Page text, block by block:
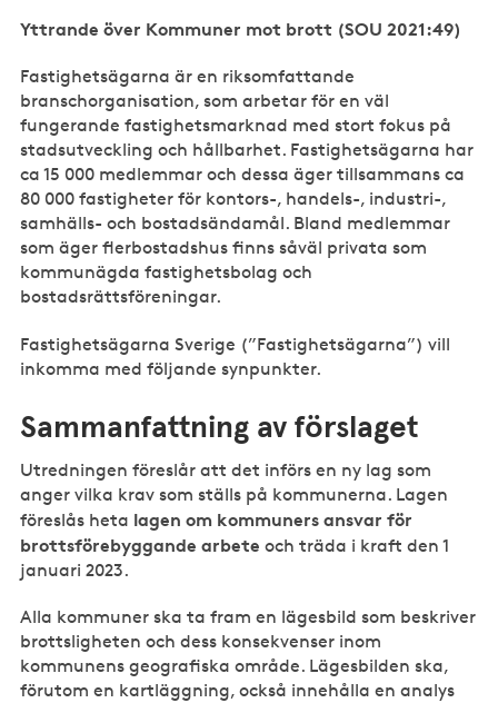
Yttrande över Kommuner mot brott (SOU 2021:49)
Fastighetsägarna är en riksomfattande
branschorganisation, som arbetar för en väl
fungerande fastighetsmarknad med stort fokus på
stadsutveckling och hållbarhet. Fastighetsägarna har
ca 15 000 medlemmar och dessa äger tillsammans ca
80 000 fastigheter för kontors-, handels-, industri-,
samhälls- och bostadsändamål. Bland medlemmar
som äger flerbostadshus finns såväl privata som
kommunägda fastighetsbolag och
bostadsrättsföreningar.
Fastighetsägarna Sverige (”Fastighetsägarna”) vill
inkomma med följande synpunkter.
Sammanfattning av förslaget
Utredningen föreslår att det införs en ny lag som
anger vilka krav som ställs på kommunerna. Lagen
föreslås heta lagen om kommuners ansvar för
brottsförebyggande arbete och träda i kraft den 1
januari 2023.
Alla kommuner ska ta fram en lägesbild som beskriver
brottsligheten och dess konsekvenser inom
kommunens geografiska område. Lägesbilden ska,
förutom en kartläggning, också innehålla en analys